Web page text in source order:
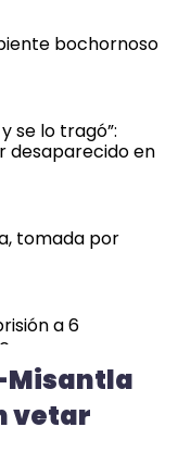
bochornoso
se lo tragó”:
desaparecido en
tomada por
a 6
de
munícipes
Misantla
vetar